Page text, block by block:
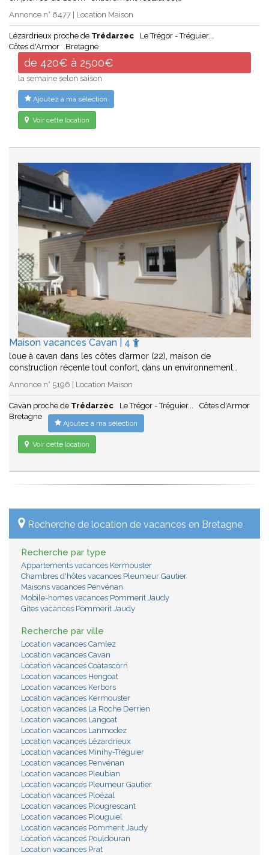
Annonce n° 6477 | Location Maison
Lézardrieux proche de Trédarzec
Le Trégor - Tréguier...
Côtes d'Armor
Bretagne
de 420€ à 2500€
la semaine selon saison
Ajoutez à ma sélection
Voir cette location
Maison vacances Cavan | 4
loue à cavan dans les côtes d’armor (22), maison de
construction récente tout confort, dans un environnement…
Annonce n° 5196 | Location Maison
Cavan proche de Trédarzec Le Trégor - Tréguier...
Côtes d'Armor
Bretagne
Ajoutez à ma sélection
Voir cette location
Recherche de location de vacances en Bretagne
Recherche par type
Appartements vacances Kermouster
Chambres d'hôtes vacances Pleumeur Gautier
Maisons vacances Penvénan
Mobile-homes vacances Pommerit Jaudy
Gites vacances Pommerit Jaudy
Recherche par ville
Location vacances Camlez
Location vacances Cavan
Location vacances Coatascorn
Location vacances Hengoat
Location vacances Kerbors
Location vacances Kermouster
Location vacances La Roche Derrien
Location vacances Langoat
Location vacances Lanmodez
Location vacances Lézardrieux
Location vacances Minihy-Tréguier
Location vacances Penvénan
Location vacances Pleubian
Location vacances Pleumeur Gautier
Location vacances Ploézal
Location vacances Plougrescant
Location vacances Plouguiel
Location vacances Pommerit Jaudy
Location vacances Pouldouran
Location vacances Prat